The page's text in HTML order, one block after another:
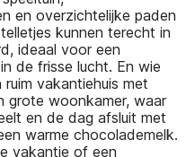
en overzichtelijke paden
kunnen terecht in
ideaal voor een
de frisse lucht. En wie
vakantiehuis met
grote woonkamer, waar
en de dag afsluit met
warme chocolademelk.
vakantie of een